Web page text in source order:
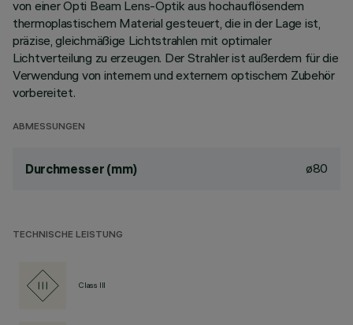
von einer Opti Beam Lens-Optik aus hochauflösendem
thermoplastischem Material gesteuert, die in der Lage ist,
präzise, gleichmäßige Lichtstrahlen mit optimaler
Lichtverteilung zu erzeugen. Der Strahler ist außerdem für die
Verwendung von internem und externem optischem Zubehör
vorbereitet.
ABMESSUNGEN
Durchmesser (mm) ø80
TECHNISCHE LEISTUNG
Class III